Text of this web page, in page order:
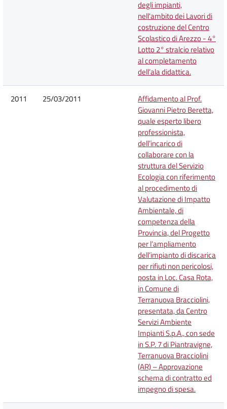
degli impianti,
nell'ambito dei Lavori di
costruzione del Centro
Scolastico di Arezzo - 4°
Lotto 2° stralcio relativo
al completamento
dell’ala didattica.
2011 25/03/2011
Affidamento al Prof.
Giovanni Pietro Beretta,
quale esperto libero
professionista,
dell’incarico di
collaborare con la
struttura del Servizio
Ecologia con riferimento
al procedimento di
Valutazione di Impatto
Ambientale, di
competenza della
Provincia, del Progetto
per l’ampliamento
dell’impianto di discarica
per rifiuti non pericolosi,
posta in Loc. Casa Rota,
in Comune di
Terranuova Bracciolini,
presentata, da Centro
Servizi Ambiente
Impianti S.p.A., con sede
in S.P. 7 di Piantravigne,
Terranuova Bracciolini
(AR) – Approvazione
schema di contratto ed
impegno di spesa.